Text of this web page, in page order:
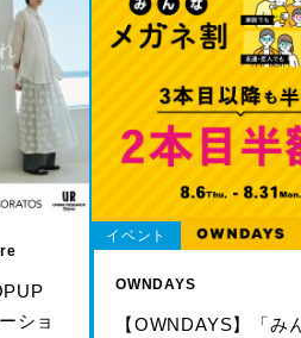
ショ
イベント
OWNDAYS
【OWNDAYS】「み